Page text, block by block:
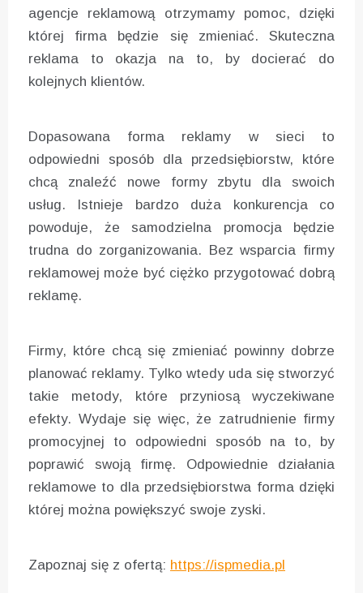
agencje reklamową otrzymamy pomoc, dzięki
której firma będzie się zmieniać. Skuteczna
reklama to okazja na to, by docierać do
kolejnych klientów.
Dopasowana forma reklamy w sieci to
odpowiedni sposób dla przedsiębiorstw, które
chcą znaleźć nowe formy zbytu dla swoich
usług. Istnieje bardzo duża konkurencja co
powoduje, że samodzielna promocja będzie
trudna do zorganizowania. Bez wsparcia firmy
reklamowej może być ciężko przygotować dobrą
reklamę.
Firmy, które chcą się zmieniać powinny dobrze
planować reklamy. Tylko wtedy uda się stworzyć
takie metody, które przyniosą wyczekiwane
efekty. Wydaje się więc, że zatrudnienie firmy
promocyjnej to odpowiedni sposób na to, by
poprawić swoją firmę. Odpowiednie działania
reklamowe to dla przedsiębiorstwa forma dzięki
której można powiększyć swoje zyski.
Zapoznaj się z ofertą: https://ispmedia.pl